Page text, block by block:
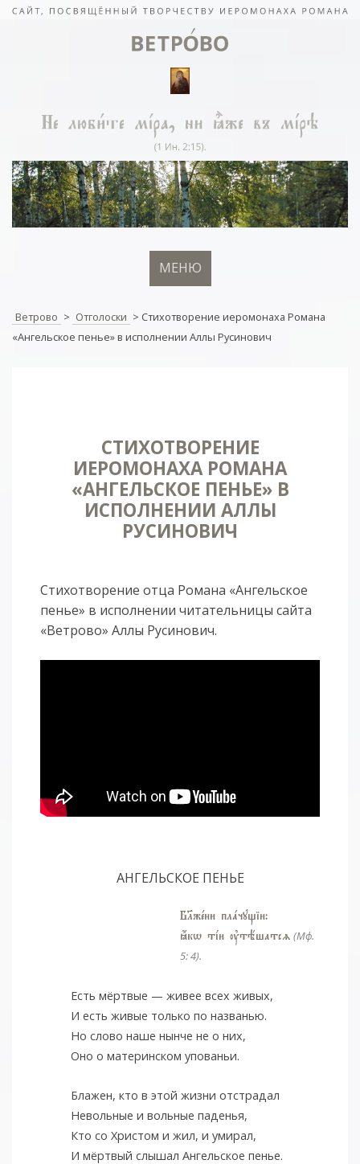
МЕНЮ
Ветрово > Отголоски > Стихотворение иеромонаха Романа
«Ангельское пенье» в исполнении Аллы Русинович
СТИХОТВОРЕНИЕ
ИЕРОМОНАХА РОМАНА
«АНГЕЛЬСКОЕ ПЕНЬЕ» В
ИСПОЛНЕНИИ АЛЛЫ
РУСИНОВИЧ
Стихотворение отца Романа «Ангельское
пенье» в исполнении читательницы сайта
«Ветрово» Аллы Русинович.
АНГЕЛЬСКОЕ ПЕНЬЕ
Бlжeни плaчущіи:
ћкw тjи ўтёшатсz (Мф.
5: 4).
Есть мёртвые — живее всех живых,
И есть живые только по названью.
Но слово наше нынче не о них,
Оно о материнском упованьи.
Блажен, кто в этой жизни отстрадал
Невольные и вольные паденья,
Кто со Христом и жил, и умирал,
И мёртвый слышал Ангельское пенье.